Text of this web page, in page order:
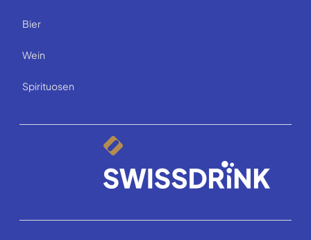
Bier
Wein
Spirituosen